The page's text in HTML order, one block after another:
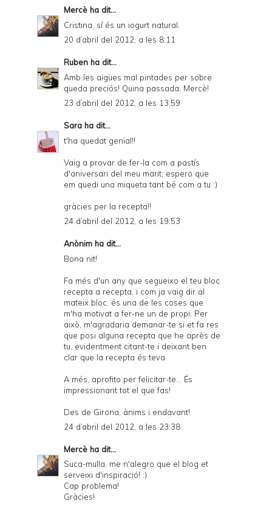
Mercè ha dit...
Cristina, sí és un iogurt natural.
20 d’abril del 2012, a les 8:11
Ruben ha dit...
Amb les aigües mal pintades per sobre
queda preciós! Quina passada, Mercè!
23 d’abril del 2012, a les 13:59
Sara ha dit...
t'ha quedat genial!!
Vaig a provar de fer-la com a pastís
d'aniversari del meu marit, espero que
em quedi una miqueta tant bé com a tu :)
gràcies per la recepta!!
24 d’abril del 2012, a les 19:53
Anònim ha dit...
Bona nit!
Fa més d'un any que segueixo el teu bloc
recepta a recepta, i com ja vaig dir al
mateix bloc, és una de les coses que
m'ha motivat a fer-ne un de propi. Per
això, m'agradaria demanar-te si et fa res
que posi alguna recepta que he après de
tu, evidentment citant-te i deixant ben
clar que la recepta és teva.
A més, aprofito per felicitar-te... És
impressionant tot el que fas!
Des de Girona, ànims i endavant!
24 d’abril del 2012, a les 23:38
Mercè ha dit...
Suca-mulla, me n'alegro que el blog et
serveixi d'inspiració! :)
Cap problema!
Gràcies!